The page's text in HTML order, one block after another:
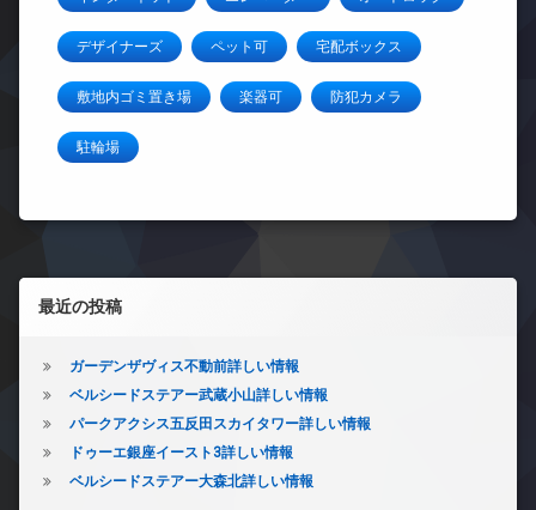
デザイナーズ ペット可 宅配ボックス
敷地内ゴミ置き場 楽器可 防犯カメラ
駐輪場
左サイドバー
最近の投稿
ガーデンザヴィス不動前詳しい情報
ベルシードステアー武蔵小山詳しい情報
パークアクシス五反田スカイタワー詳しい情報
ドゥーエ銀座イースト3詳しい情報
ベルシードステアー大森北詳しい情報